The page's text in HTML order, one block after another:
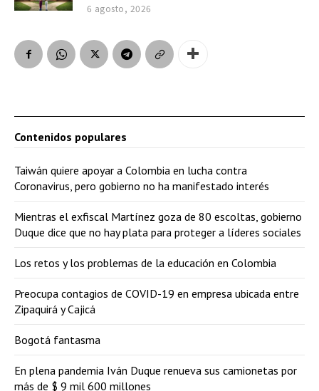
6 agosto, 2026
Contenidos populares
Taiwán quiere apoyar a Colombia en lucha contra
Coronavirus, pero gobierno no ha manifestado interés
Mientras el exfiscal Martínez goza de 80 escoltas, gobierno
Duque dice que no hay plata para proteger a líderes sociales
Los retos y los problemas de la educación en Colombia
Preocupa contagios de COVID-19 en empresa ubicada entre
Zipaquirá y Cajicá
Bogotá fantasma
En plena pandemia Iván Duque renueva sus camionetas por
más de $ 9 mil 600 millones